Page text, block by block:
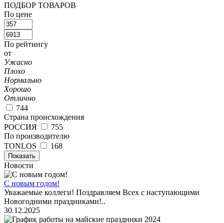
ПОДБОР ТОВАРОВ
По цене
По рейтингу
от
Ужасно
Плохо
Нормально
Хорошо
Отлично
744
Страна происхождения
РОССИЯ
755
По производителю
TONLOS
168
Показать
Новости
С новым годом!
Уважаемые коллеги! Поздравляем Всех с наступающими
Новогодними праздниками!..
30.12.2025